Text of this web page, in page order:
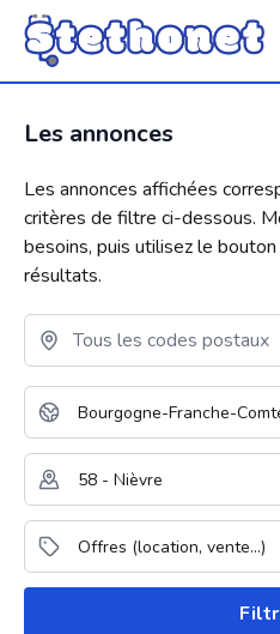
Les annonces
Les annonces affichées
critères de filtre ci-dessous.
besoins, puis utilisez le bouton
résultats.